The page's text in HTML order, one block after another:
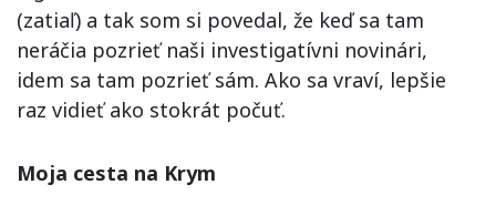
(zatiaľ) a tak som si povedal, že keď sa tam
neráčia pozrieť naši investigatívni novinári,
idem sa tam pozrieť sám. Ako sa vraví, lepšie
raz vidieť ako stokrát počuť.
Moja cesta na Krym